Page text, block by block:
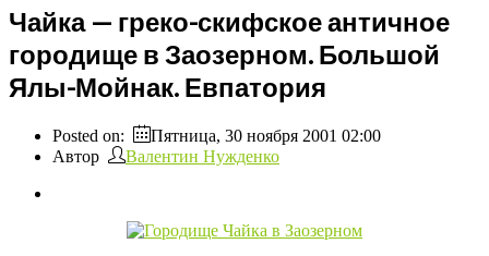
Чайка — греко-скифское античное
городище в Заозерном. Большой
Ялы-Мойнак. Евпатория
Posted on:
Пятница, 30 ноября 2001 02:00
Автор
Валентин Нужденко